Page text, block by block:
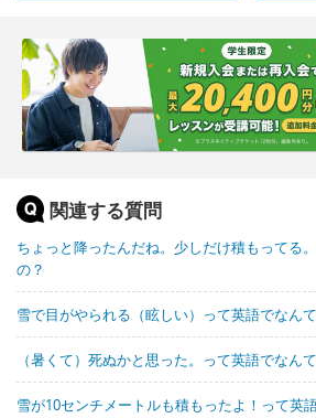
関連する質問
ちょっと降ったんだね。少しだけ積もってる
の？
雪で目がやられる（眩しい）って英語でなん
（暑くて）死ぬかと思った。って英語でなん
雪が10センチメートルも積もったよ！って英